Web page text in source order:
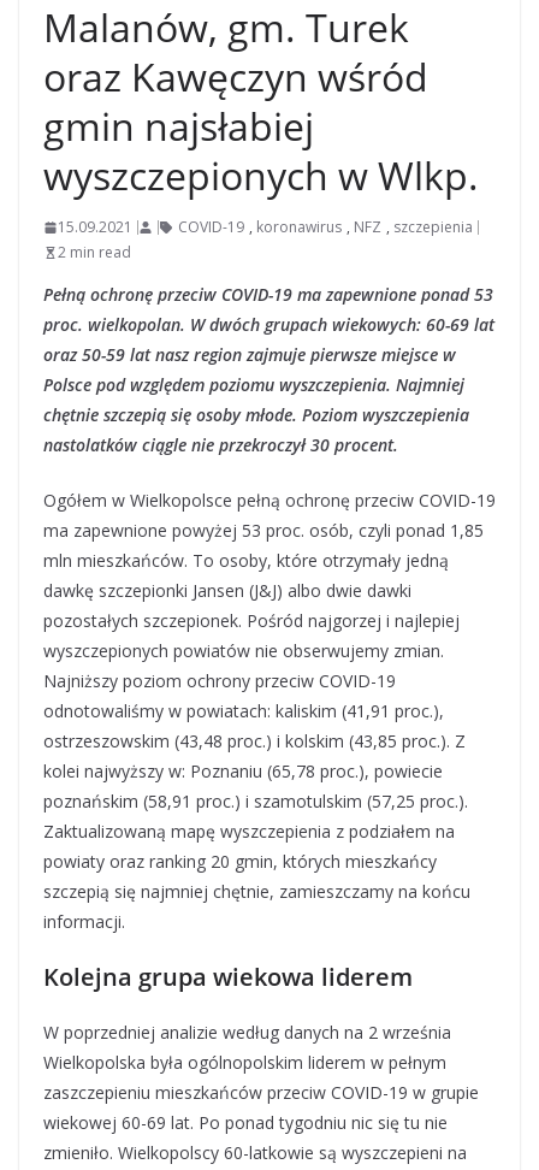
Malanów, gm. Turek
oraz Kawęczyn wśród
gmin najsłabiej
wyszczepionych w Wlkp.
15.09.2021 COVID-19 , koronawirus , NFZ , szczepienia
2 min read
Pełną ochronę przeciw COVID-19 ma zapewnione ponad 53
proc. wielkopolan. W dwóch grupach wiekowych: 60-69 lat
oraz 50-59 lat nasz region zajmuje pierwsze miejsce w
Polsce pod względem poziomu wyszczepienia. Najmniej
chętnie szczepią się osoby młode. Poziom wyszczepienia
nastolatków ciągle nie przekroczył 30 procent.
Ogółem w Wielkopolsce pełną ochronę przeciw COVID-19
ma zapewnione powyżej 53 proc. osób, czyli ponad 1,85
mln mieszkańców. To osoby, które otrzymały jedną
dawkę szczepionki Jansen (J&J) albo dwie dawki
pozostałych szczepionek. Pośród najgorzej i najlepiej
wyszczepionych powiatów nie obserwujemy zmian.
Najniższy poziom ochrony przeciw COVID-19
odnotowaliśmy w powiatach: kaliskim (41,91 proc.),
ostrzeszowskim (43,48 proc.) i kolskim (43,85 proc.). Z
kolei najwyższy w: Poznaniu (65,78 proc.), powiecie
poznańskim (58,91 proc.) i szamotulskim (57,25 proc.).
Zaktualizowaną mapę wyszczepienia z podziałem na
powiaty oraz ranking 20 gmin, których mieszkańcy
szczepią się najmniej chętnie, zamieszczamy na końcu
informacji.
Kolejna grupa wiekowa liderem
W poprzedniej analizie według danych na 2 września
Wielkopolska była ogólnopolskim liderem w pełnym
zaszczepieniu mieszkańców przeciw COVID-19 w grupie
wiekowej 60-69 lat. Po ponad tygodniu nic się tu nie
zmieniło. Wielkopolscy 60-latkowie są wyszczepieni na